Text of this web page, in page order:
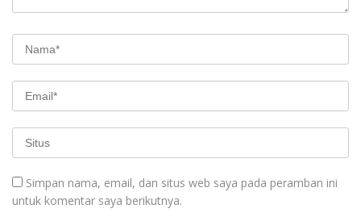
Simpan nama, email, dan situs web saya pada peramban ini
untuk komentar saya berikutnya.